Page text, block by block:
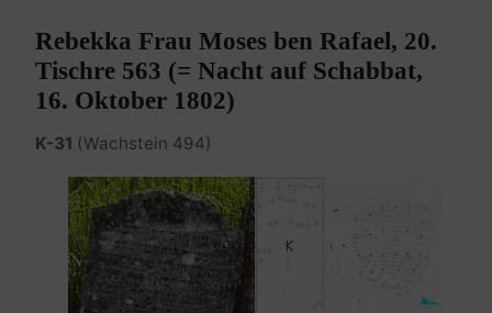
Rebekka Frau Moses ben Rafael, 20.
Tischre 563 (= Nacht auf Schabbat,
16. Oktober 1802)
K-31 (Wachstein 494)